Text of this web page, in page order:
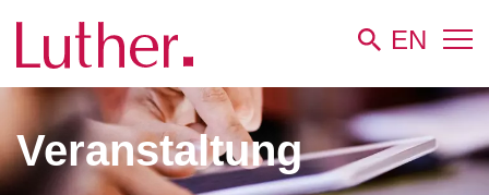
EN
Veranstaltung